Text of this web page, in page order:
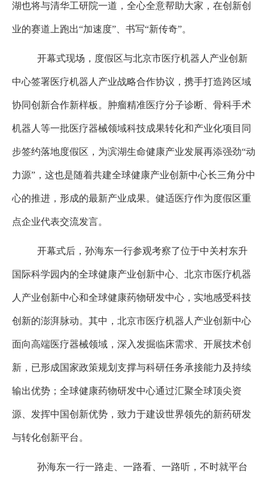
湖也将与清华工研院一道，全心全意帮助大家，在创新创
业的赛道上跑出“加速度” 、书写“新传奇”。
开幕式现场，度假区与北京市医疗机器人产业创新
中心签署医疗机器人产业战略合作协议，携手打造跨区域
协同创新合作新样板。肿瘤精准医疗分子诊断、骨科手术
机器人等一批医疗器械领域科技成果转化和产业化项目同
步签约落地度假区，为滨湖生命健康产业发展再添强劲“动
力源” ，这也是随着共建全球健康产业创新中心长三角分中
心的推进，形成的最新产业成果。健适医疗作为度假区重
点企业代表交流发言。
开幕式后，孙海东一行参观考察了位于中关村东升
国际科学园内的全球健康产业创新中心、北京市医疗机器
人产业创新中心和全球健康药物研发中心，实地感受科技
创新的澎湃脉动。其中，北京市医疗机器人产业创新中心
面向高端医疗器械领域，深入发掘临床需求、开展技术创
新，已形成国家政策规划支撑与科研任务承接能力及持续
输出优势；全球健康药物研发中心通过汇聚全球顶尖资
源、发挥中国创新优势，致力于建设世界领先的新药研发
与转化创新平台。
孙海东一行一路走、一路看、一路听，不时就平台